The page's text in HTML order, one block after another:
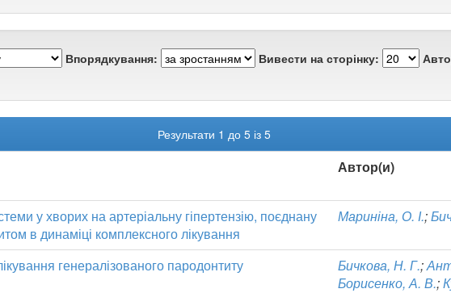
Впорядкування: Вивести на сторінку:
Результати 1 до 5 із 5
Автор(и)
у хворих на артеріальну гіпертензію, поєднану
в динаміці комплексного лікування
Мариніна, О. І.;
генералізованого пародонтиту Бичкова, Н. Г.;
Борисенко, А. В.;